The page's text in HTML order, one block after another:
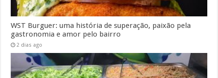
WST Burguer: uma história de superação, paixão pela
gastronomia e amor pelo bairro
2 dias ago